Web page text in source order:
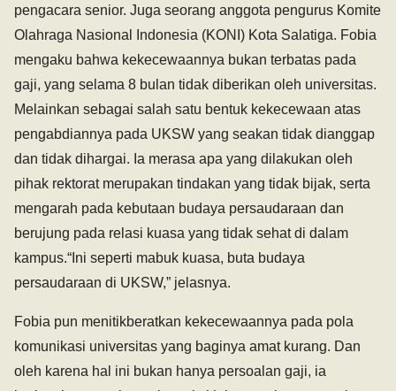
pengacara senior. Juga seorang anggota pengurus Komite
Olahraga Nasional Indonesia (KONI) Kota Salatiga. Fobia
mengaku bahwa kekecewaannya bukan terbatas pada
gaji, yang selama 8 bulan tidak diberikan oleh universitas.
Melainkan sebagai salah satu bentuk kekecewaan atas
pengabdiannya pada UKSW yang seakan tidak dianggap
dan tidak dihargai. Ia merasa apa yang dilakukan oleh
pihak rektorat merupakan tindakan yang tidak bijak, serta
mengarah pada kebutaan budaya persaudaraan dan
berujung pada relasi kuasa yang tidak sehat di dalam
kampus.“Ini seperti mabuk kuasa, buta budaya
persaudaraan di UKSW,” jelasnya.
Fobia pun menitikberatkan kekecewaannya pada pola
komunikasi universitas yang baginya amat kurang. Dan
oleh karena hal ini bukan hanya persoalan gaji, ia